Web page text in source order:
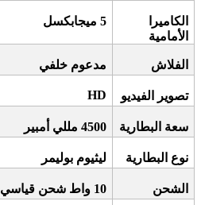
الكاميرا
الأمامية
5 ميجابكسل
الفلاش مدعوم خلفي
تصوير الفيديو HD
سعة البطارية 4500 مللي أمبير
نوع البطارية ليثيوم بوليمر
الشحن 10 واط شحن قياسي